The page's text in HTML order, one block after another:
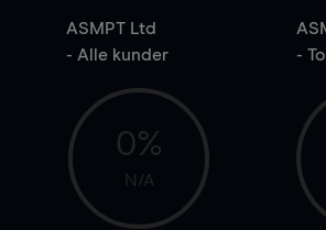
ASMPT Ltd
- Alle kunder
0%
N/A
-